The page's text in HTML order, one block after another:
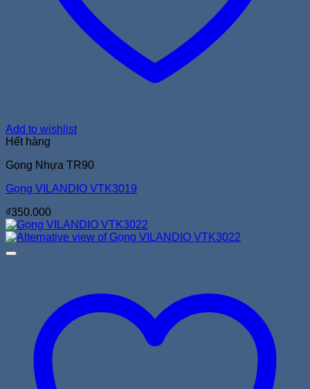
Add to wishlist
Hết hàng
Gọng Nhựa TR90
Gọng VILANDIO VTK3019
₫350.000